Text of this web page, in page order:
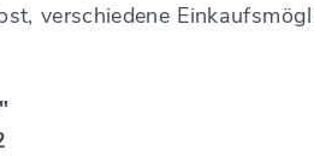
verschiedene